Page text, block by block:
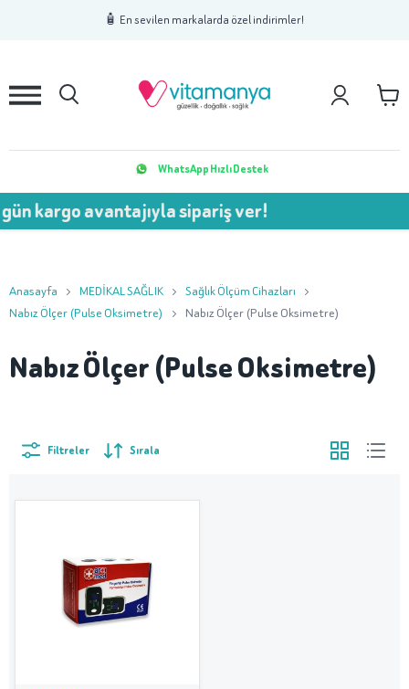
🧴 En sevilen markalarda özel indirimler!
2 3
WhatsApp Hızlı Destek
kargo avantajıyla sipariş ver!
Anasayfa MEDİKAL SAĞLIK
Sağlık Ölçüm Cihazları
Nabız Ölçer (Pulse Oksimetre)
Nabız Ölçer (Pulse Oksimetre)
Nabız Ölçer (Pulse Oksimetre)
Filtreler Sırala